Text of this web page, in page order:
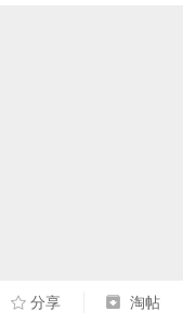
分享 淘帖